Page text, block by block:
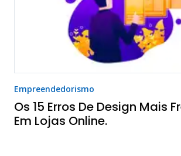
Empreendedorismo
Os 15 Erros De Design Mais
Em Lojas Online.